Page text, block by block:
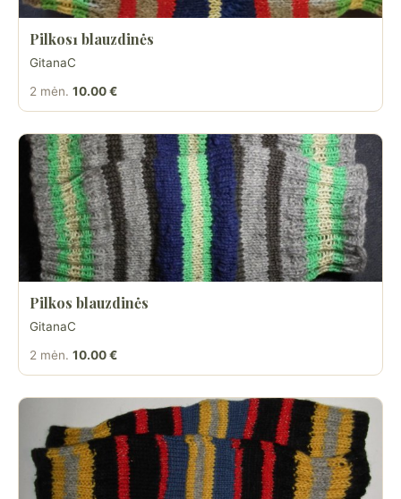
Pilkos1 blauzdinės
GitanaC
2 mėn. 10.00 €
Pilkos blauzdinės
GitanaC
2 mėn. 10.00 €